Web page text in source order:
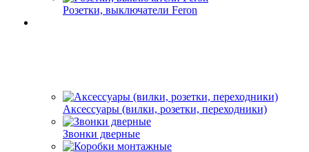
Розетки, выключатели Feron
Аксессуары (вилки, розетки, переходники)
Звонки дверные